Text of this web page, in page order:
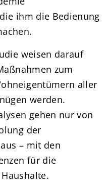
ihm die Bedienung
weisen darauf
zum
aller
werden.
gehen nur von
der
– mit den
für die